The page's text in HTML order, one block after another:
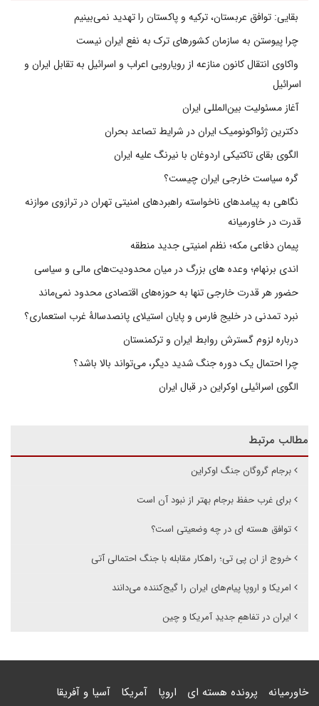
بقایی: توافق عربستان، ترکیه و پاکستان را تهدید نمی‌بینیم
چرا پیوستن به سازمان کشورهای ترک به نفع ایران نیست
واکاوی انتقال کانون منازعه از رویارویی اعراب و اسرائیل به تقابل ایران و
اسرائیل
آغاز مسئولیت بین‌المللی ایران
دکترین ژئواکونومیک ایران در شرایط تصاعد بحران
الگوی بقای تاکتیکی اردوغان با نیرنگ علیه ایران
گره سیاست خارجی ایران چیست؟
نگاهی به پیامدهای ناخواسته راهبردهای امنیتی تهران در ترازوی موازنه
قدرت در خاورمیانه
پیمان دفاعی مکه؛ نظم امنیتی جدید منطقه
اندی برنهام؛ وعده های بزرگ در میان محدودیت‌های مالی و سیاسی
حضور هر قدرت خارجی تنها به حوزه‌های اقتصادی محدود نمی‌ماند
نبرد تمدنی در خلیج فارس و پایان استیلای پانصدسالۀ غرب استعماری؟
درباره لزوم گسترش روابط ایران و ترکمنستان
چرا احتمال یک دوره جنگ شدید دیگر، می‌تواند بالا باشد؟
الگوی اسرائیلی اوکراین در قبال ایران
مطالب مرتبط
برجام گروگان جنگ اوکراین
برای غرب حفظ برجام بهتر از نبود آن است
توافق هسته ای در چه وضعیتی است؟
خروج از ان پی تی؛ راهکار مقابله با جنگ احتمالی آتی
امریکا و اروپا پیام‌های ایران را گیج‌کننده می‌دانند
ایران در تفاهمِ جدیدِ آمریکا و چین
خاورمیانه پرونده هسته ای اروپا آمریکا آسیا و آفریقا